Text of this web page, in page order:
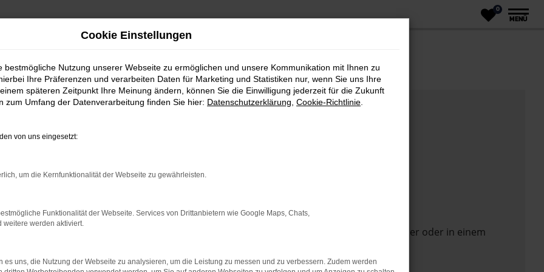
0
MENÜ
das Laden bestimmter Seiten verhindern. Funktioniert die Seite in einem anderen Browser oder in einem
Cookie Einstellungen
bestmögliche Nutzung unserer Webseite zu ermöglichen und unsere Kommunikation mit Ihnen zu
Ihre Präferenzen und verarbeiten Daten für Marketing und Statistiken nur, wenn Sie uns Ihre
späteren Zeitpunkt Ihre Meinung ändern, können Sie die Einwilligung jederzeit für die Zukunft
zum Umfang der Datenverarbeitung finden Sie hier: Datenschutzerklärung Cookie-Richtlinie
von uns eingesetzt:
um die Kernfunktionalität der Webseite zu gewährleisten.
Funktionalität der Webseite. Services von Drittanbietern wie Google Maps, Chats,
weitere werden aktiviert.
es uns, die Nutzung der Webseite zu analysieren, um die Leistung zu messen und zu verbessern. Zudem werden